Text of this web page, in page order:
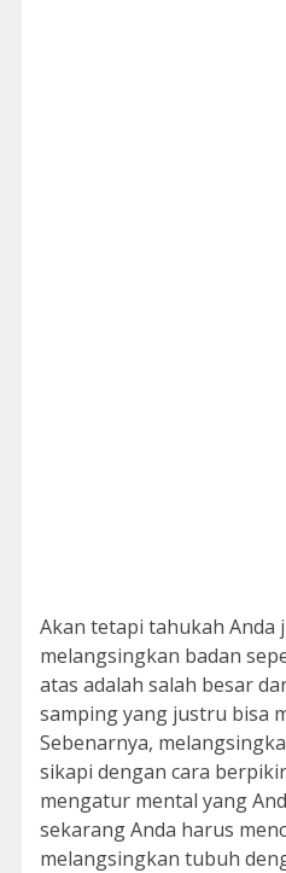
Akan tetapi tahukah Anda
melangsingkan badan
atas adalah salah besar
samping yang justru bisa
Sebenarnya,
sikapi dengan cara
mengatur mental yang
sekarang Anda harus
melangsingkan tubuh